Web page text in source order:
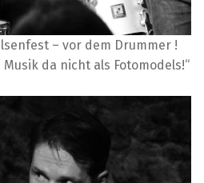
– vor dem Drummer !
Musik da nicht als Fotomodels!“